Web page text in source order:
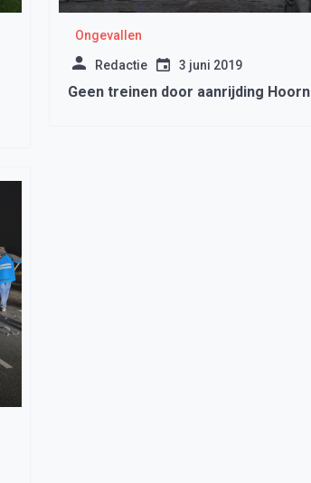
Ongevallen
Redactie 3 juni 2019
Geen treinen door aanrijding Hoorn